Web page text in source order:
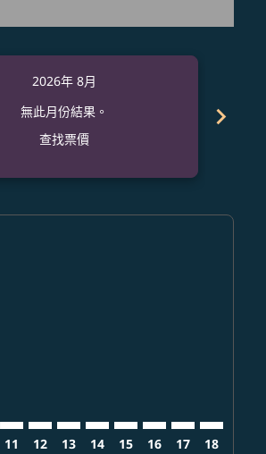
2026年 8月
無此月份結果。
查找票價
chevron_right
11 12 13 14 15 16 17 18